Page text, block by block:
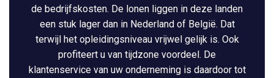
de bedrijfskosten. De lonen liggen in deze landen
een stuk lager dan in Nederland of België. Dat
terwijl het opleidingsniveau vrijwel gelijk is. Ook
profiteert u van tijdzone voordeel. De
klantenservice van uw onderneming is daardoor tot